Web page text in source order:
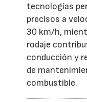
tecnologías
precisos a
30 km/h,
rodaje
conducción y
de
combustible.